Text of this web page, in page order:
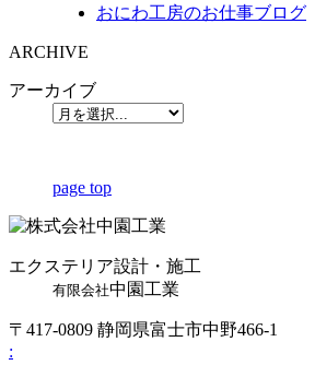
おにわ工房のお仕事ブログ
ARCHIVE
アーカイブ
page top
エクステリア設計・施工
有限会社中園工業
〒417-0809 静岡県富士市中野466-1
: